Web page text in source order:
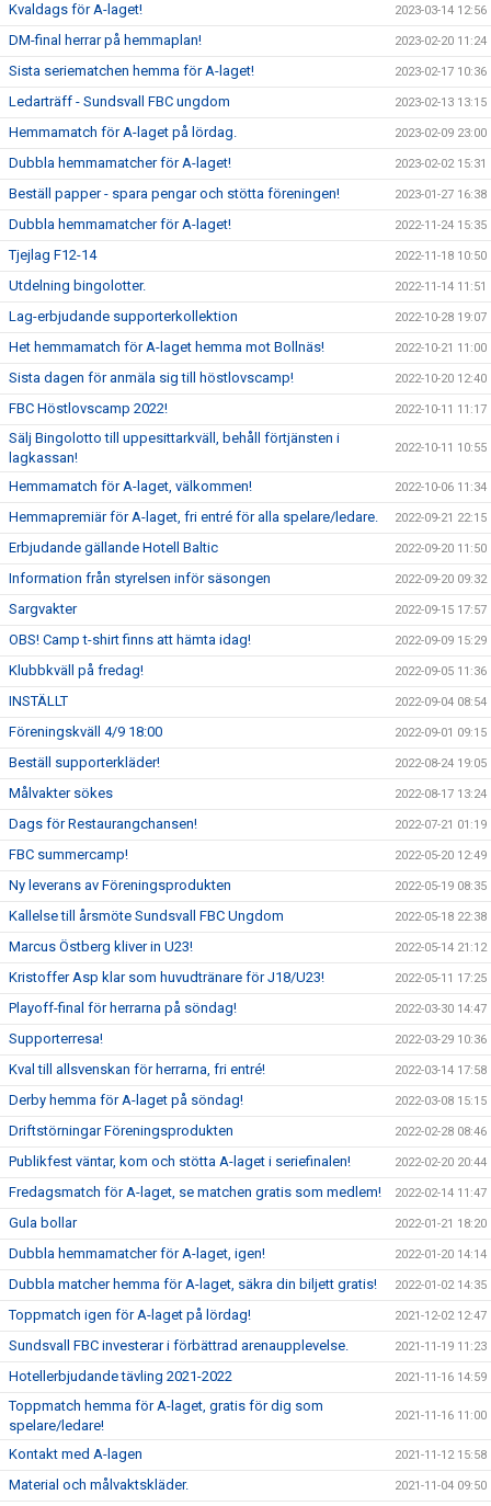
Kvaldags för A-laget! 2023-03-14 12:56
DM-final herrar på hemmaplan! 2023-02-20 11:24
Sista seriematchen hemma för A-laget! 2023-02-17 10:36
Ledarträff - Sundsvall FBC ungdom 2023-02-13 13:15
Hemmamatch för A-laget på lördag. 2023-02-09 23:00
Dubbla hemmamatcher för A-laget! 2023-02-02 15:31
Beställ papper - spara pengar och stötta föreningen! 2023-01-27 16:38
Dubbla hemmamatcher för A-laget! 2022-11-24 15:35
Tjejlag F12-14 2022-11-18 10:50
Utdelning bingolotter. 2022-11-14 11:51
Lag-erbjudande supporterkollektion 2022-10-28 19:07
Het hemmamatch för A-laget hemma mot Bollnäs! 2022-10-21 11:00
Sista dagen för anmäla sig till höstlovscamp! 2022-10-20 12:40
FBC Höstlovscamp 2022! 2022-10-11 11:17
Sälj Bingolotto till uppesittarkväll, behåll förtjänsten i
lagkassan!
2022-10-11 10:55
Hemmamatch för A-laget, välkommen! 2022-10-06 11:34
Hemmapremiär för A-laget, fri entré för alla spelare/ledare. 2022-09-21 22:15
Erbjudande gällande Hotell Baltic 2022-09-20 11:50
Information från styrelsen inför säsongen 2022-09-20 09:32
Sargvakter 2022-09-15 17:57
OBS! Camp t-shirt finns att hämta idag! 2022-09-09 15:29
Klubbkväll på fredag! 2022-09-05 11:36
INSTÄLLT 2022-09-04 08:54
Föreningskväll 4/9 18:00 2022-09-01 09:15
Beställ supporterkläder! 2022-08-24 19:05
Målvakter sökes 2022-08-17 13:24
Dags för Restaurangchansen! 2022-07-21 01:19
FBC summercamp! 2022-05-20 12:49
Ny leverans av Föreningsprodukten 2022-05-19 08:35
Kallelse till årsmöte Sundsvall FBC Ungdom 2022-05-18 22:38
Marcus Östberg kliver in U23! 2022-05-14 21:12
Kristoffer Asp klar som huvudtränare för J18/U23! 2022-05-11 17:25
Playoff-final för herrarna på söndag! 2022-03-30 14:47
Supporterresa! 2022-03-29 10:36
Kval till allsvenskan för herrarna, fri entré! 2022-03-14 17:58
Derby hemma för A-laget på söndag! 2022-03-08 15:15
Driftstörningar Föreningsprodukten 2022-02-28 08:46
Publikfest väntar, kom och stötta A-laget i seriefinalen! 2022-02-20 20:44
Fredagsmatch för A-laget, se matchen gratis som medlem! 2022-02-14 11:47
Gula bollar 2022-01-21 18:20
Dubbla hemmamatcher för A-laget, igen! 2022-01-20 14:14
Dubbla matcher hemma för A-laget, säkra din biljett gratis! 2022-01-02 14:35
Toppmatch igen för A-laget på lördag! 2021-12-02 12:47
Sundsvall FBC investerar i förbättrad arenaupplevelse. 2021-11-19 11:23
Hotellerbjudande tävling 2021-2022 2021-11-16 14:59
Toppmatch hemma för A-laget, gratis för dig som
spelare/ledare!
2021-11-16 11:00
Kontakt med A-lagen 2021-11-12 15:58
Material och målvaktskläder. 2021-11-04 09:50